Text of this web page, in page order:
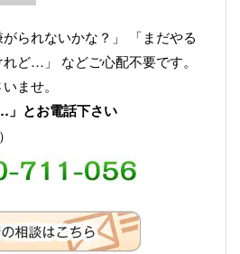
がられないかな？」 「まだやる
ど…」 などご心配不要です。
ませ。
」とお電話下さい